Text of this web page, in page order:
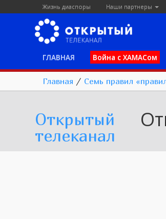
Жизнь диаспоры Наши партнеры
ГЛАВНАЯ Война с ХАМАСом
Главная / Семь правил
Открытый
телеканал